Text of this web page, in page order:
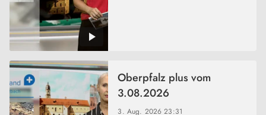
3. Aug. 202623:31
Oberpfalz plus vom
3.08.2026